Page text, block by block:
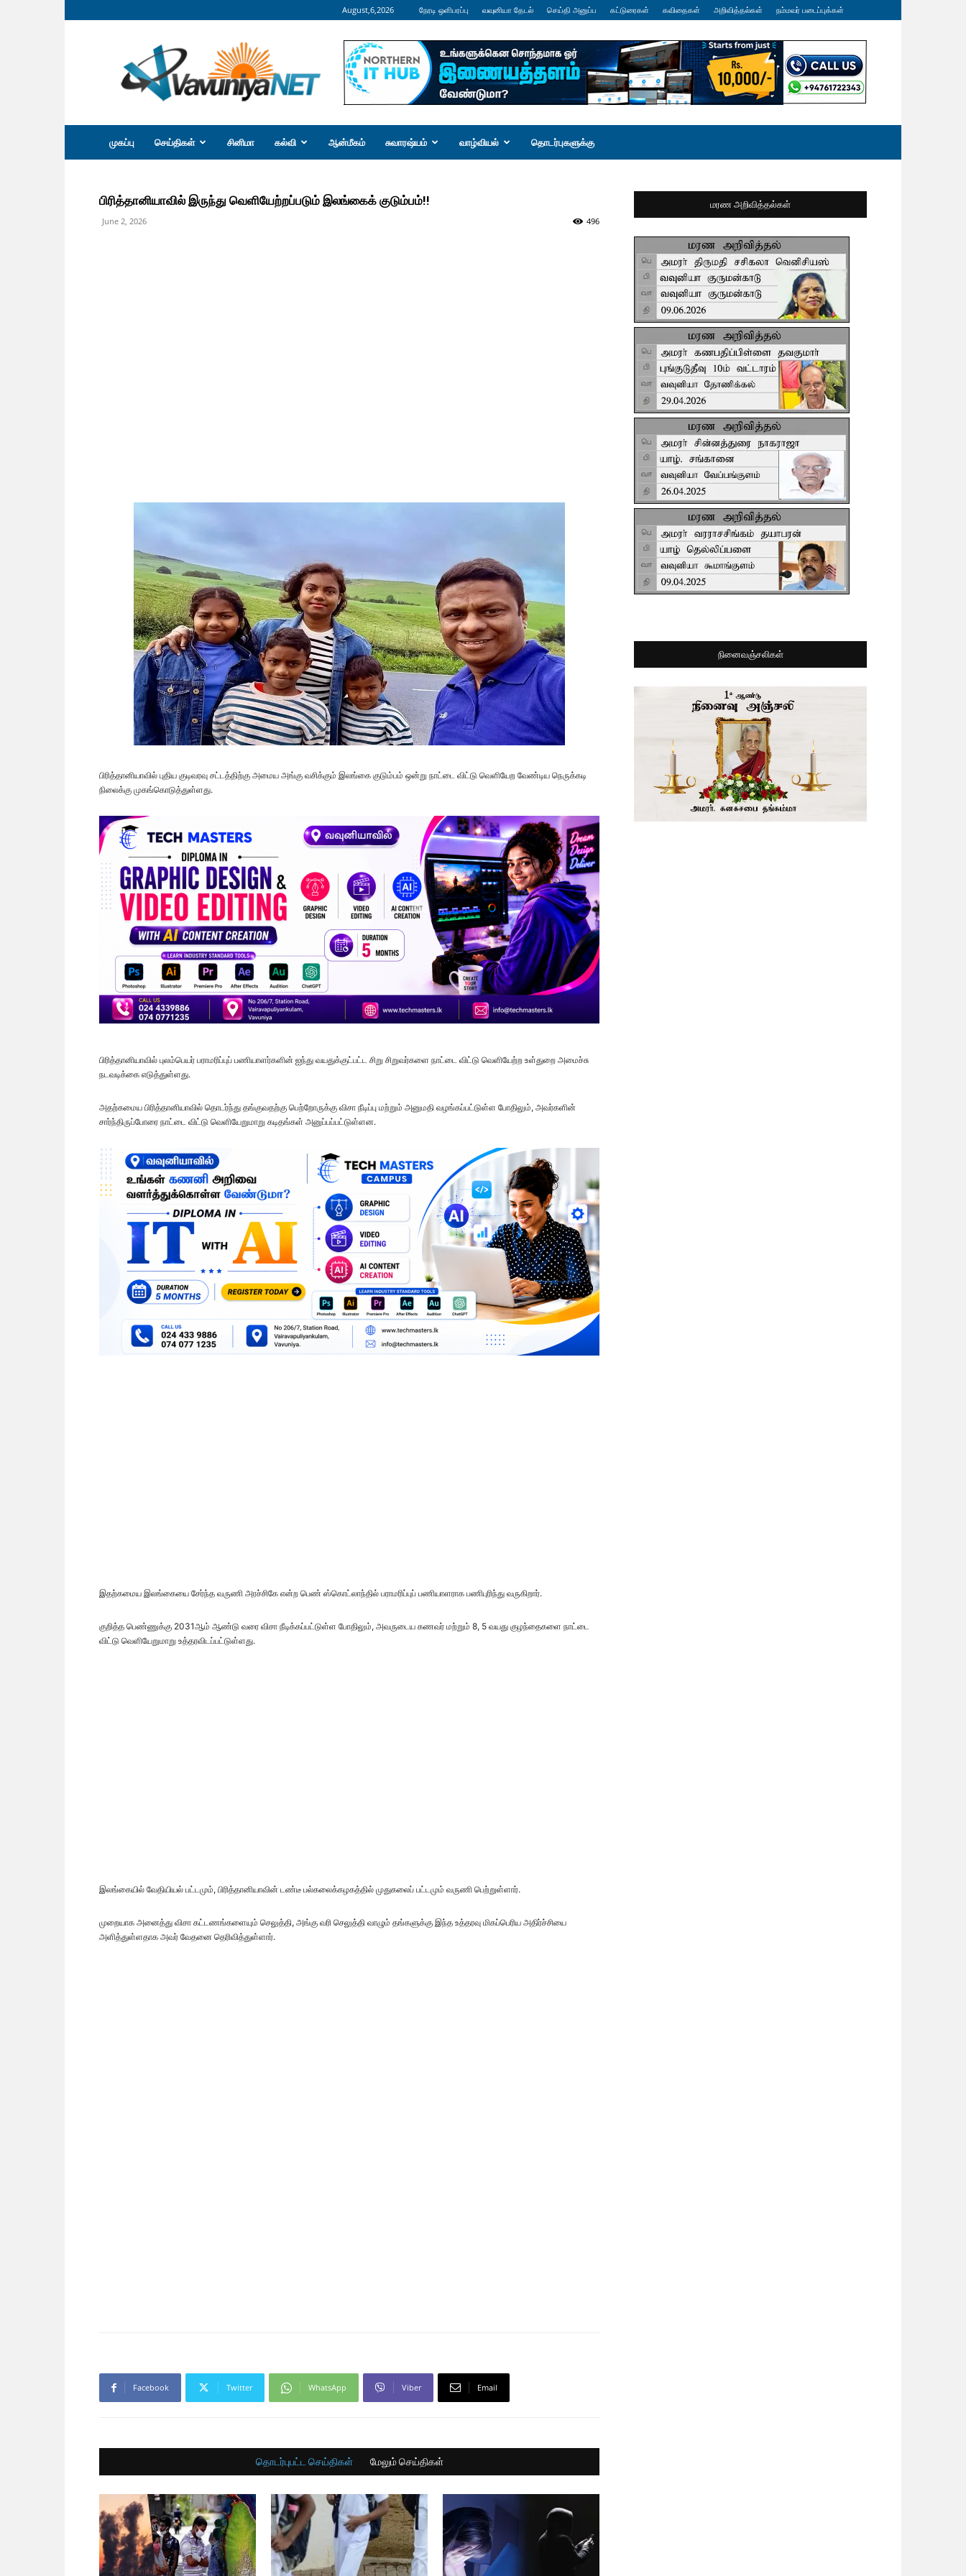
August,6,2026 நேரடி ஒளிபரப்பு வவுனியா தேடல் செய்தி அனுப்ப கட்டுரைகள் கவிதைகள் அறிவித்தல்கள் நம்மவர் படைப்புக்கள்
வவுனியா
நெற்
முகப்பு செய்திகள் சினிமா கல்வி ஆன்மீகம் சுவாரஷ்யம் வாழ்வியல் தொடர்புகளுக்கு
பிரித்தானியாவில் இருந்து வெளியேற்றப்படும் இலங்கைக் குடும்பம்!!
June 2, 2026 496
பிரித்தானியாவில் புதிய குடிவரவு சட்டத்திற்கு அமைய அங்கு வசிக்கும் இலங்கை குடும்பம் ஒன்று நாட்டை விட்டு வெளியேற வேண்டிய நெருக்கடி
நிலைக்கு முகங்கொடுத்துள்ளது.
பிரித்தானியாவில் புலம்பெயர் பராமரிப்புப் பணியாளர்களின் ஐந்து வயதுக்குட்பட்ட சிறு சிறுவர்களை நாட்டை விட்டு வெளியேற்ற உள்துறை அமைச்சு
நடவடிக்கை எடுத்துள்ளது.
அதற்கமைய பிரித்தானியாவில் தொடர்ந்து தங்குவதற்கு பெற்றோருக்கு விசா நீடிப்பு மற்றும் அனுமதி வழங்கப்பட்டுள்ள போதிலும், அவர்களின்
சார்ந்திருப்போரை நாட்டை விட்டு வெளியேறுமாறு கடிதங்கள் அனுப்பப்பட்டுள்ளன.
இதற்கமைய இலங்கையை சேர்ந்த வருணி அரச்சிகே என்ற பெண் ஸ்கொட்லாந்தில் பராமரிப்புப் பணியாளராக பணிபுரிந்து வருகிறார்.
குறித்த பெண்ணுக்கு 2031ஆம் ஆண்டு வரை விசா நீடிக்கப்பட்டுள்ள போதிலும், அவருடைய கணவர் மற்றும் 8, 5 வயது குழந்தைகளை நாட்டை
விட்டு வெளியேறுமாறு உத்தரவிடப்பட்டுள்ளது.
இலங்கையில் வேதியியல் பட்டமும், பிரித்தானியாவின் டண்டீ பல்கலைக்கழகத்தில் முதுகலைப் பட்டமும் வருணி பெற்றுள்ளார்.
முறையாக அனைத்து விசா கட்டணங்களையும் செலுத்தி, அங்கு வரி செலுத்தி வாழும் தங்களுக்கு இந்த உத்தரவு மிகப்பெரிய அதிர்ச்சியை
அளித்துள்ளதாக அவர் வேதனை தெரிவித்துள்ளார்.
Facebook Twitter WhatsApp Viber Email
தொடர்புபட்ட செய்திகள் மேலும் செய்திகள்
மரண அறிவித்தல்கள்
நினைவஞ்சலிகள்